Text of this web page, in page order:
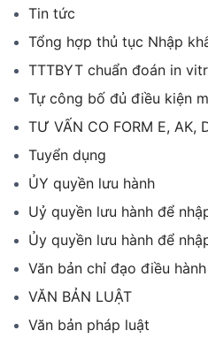
Tin tức
Tổng hợp thủ tục Nhập
TTTBYT chuẩn đoán in
Tự công bố đủ điều kiện
TƯ VẤN CO FORM E, AK,
Tuyển dụng
ỦY quyền lưu hành
Uỷ quyền lưu hành để
Ủy quyền lưu hành để
Văn bản chỉ đạo điều hành
VĂN BẢN LUẬT
Văn bản pháp luật